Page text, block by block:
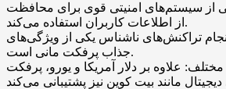
از سیستم‌های امنیتی قوی برای محافظت
از اطلاعات کاربران استفاده می‌کند.
تراکنش‌های ناشناس یکی از ویژگی‌های
جذاب پرفکت مانی است.
مختلف: علاوه بر دلار آمریکا و یورو، پرفکت